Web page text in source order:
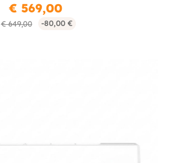
€ 649,00 -80,00 €
€ 569,00